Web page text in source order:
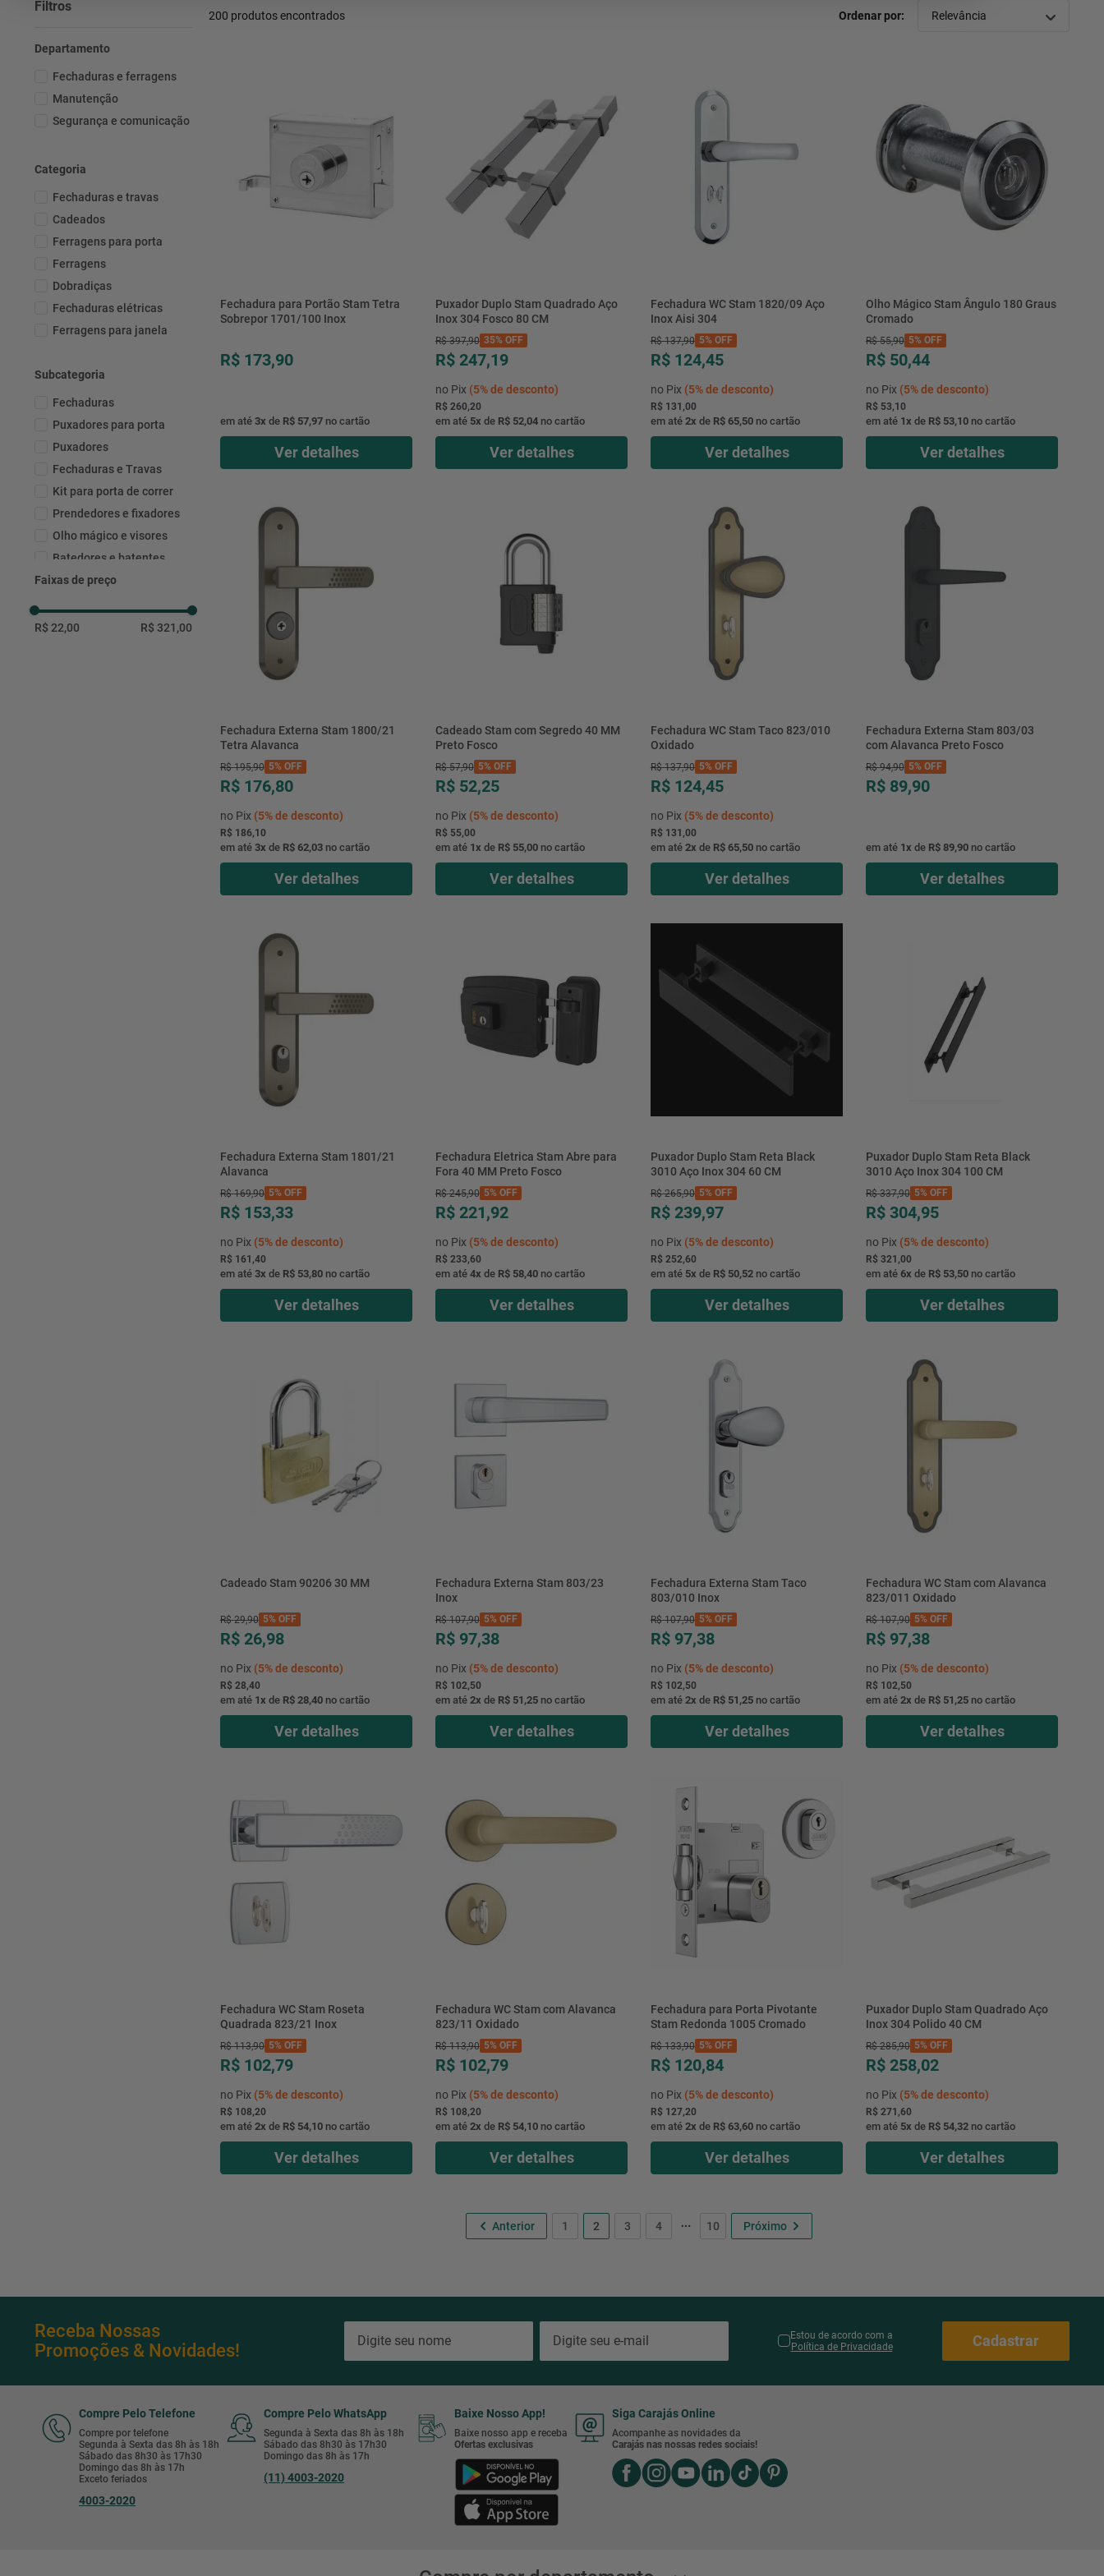
Filtros
Departamento
Fechaduras e ferragens
Manutenção
Segurança e comunicação
Categoria
Fechaduras e travas
Cadeados
Ferragens para porta
Ferragens
Dobradiças
Fechaduras elétricas
Ferragens para janela
Subcategoria
Fechaduras
Puxadores para porta
Puxadores
Fechaduras e Travas
Kit para porta de correr
Prendedores e fixadores
Olho mágico e visores
Batedores e batentes
Faixas de preço
R$ 22,00 R$ 321,00
200 produtos Relevância
Fechadura para Portão Stam Tetra
Sobrepor 1701/100 Inox
R$ 173,90
em até 3x de R$ 57,97no cartão
Ver detalhes
Puxador Duplo Stam Quadrado Aço
Inox 304 Fosco 80 CM
R$ 397,90 35%OFF
R$ 247,19
no Pix (5%de desconto)
R$ 260,20
em até 5x de R$ 52,04no cartão
Ver detalhes
Fechadura WC Stam 1820/09 Aço
Inox Aisi 304
R$ 137,90 5%OFF
R$ 124,45
no Pix (5%de desconto)
R$ 131,00
em até 2x de R$ 65,50no cartão
Ver detalhes
Olho Mágico Stam Ângulo 180 Graus
Cromado
R$ 55,90 5%OFF
R$ 50,44
no Pix (5%de desconto)
R$ 53,10
em até 1x de R$ 53,10no cartão
Ver detalhes
Fechadura Externa Stam 1800/21
Tetra Alavanca
R$ 195,90 5%OFF
R$ 176,80
no Pix (5%de desconto)
R$ 186,10
em até 3x de R$ 62,03no cartão
Ver detalhes
Cadeado Stam com Segredo 40 MM
Preto Fosco
R$ 57,90 5%OFF
R$ 52,25
no Pix (5%de desconto)
R$ 55,00
em até 1x de R$ 55,00no cartão
Ver detalhes
Fechadura WC Stam Taco 823/010
Oxidado
R$ 137,90 5%OFF
R$ 124,45
no Pix (5%de desconto)
R$ 131,00
em até 2x de R$ 65,50no cartão
Ver detalhes
Fechadura Externa Stam 803/03
com Alavanca Preto Fosco
R$ 94,90 5%OFF
R$ 89,90
em até 1x de R$ 89,90no cartão
Ver detalhes
Fechadura Externa Stam 1801/21
Alavanca
R$ 169,90 5%OFF
R$ 153,33
no Pix (5%de desconto)
R$ 161,40
em até 3x de R$ 53,80no cartão
Ver detalhes
Fechadura Eletrica Stam Abre para
Fora 40 MM Preto Fosco
R$ 245,90 5%OFF
R$ 221,92
no Pix (5%de desconto)
R$ 233,60
em até 4x de R$ 58,40no cartão
Ver detalhes
Puxador Duplo Stam Reta Black
3010 Aço Inox 304 60 CM
R$ 265,90 5%OFF
R$ 239,97
no Pix (5%de desconto)
R$ 252,60
em até 5x de R$ 50,52no cartão
Ver detalhes
Puxador Duplo Stam Reta Black
3010 Aço Inox 304 100 CM
R$ 337,90 5%OFF
R$ 304,95
no Pix (5%de desconto)
R$ 321,00
em até 6x de R$ 53,50no cartão
Ver detalhes
Cadeado Stam 90206 30 MM
R$ 29,90 5%OFF
R$ 26,98
no Pix (5%de desconto)
R$ 28,40
em até 1x de R$ 28,40no cartão
Ver detalhes
Fechadura Externa Stam 803/23
Inox
R$ 107,90 5%OFF
R$ 97,38
no Pix (5%de desconto)
R$ 102,50
em até 2x de R$ 51,25no cartão
Ver detalhes
Fechadura Externa Stam Taco
803/010 Inox
R$ 107,90 5%OFF
R$ 97,38
no Pix (5%de desconto)
R$ 102,50
em até 2x de R$ 51,25no cartão
Ver detalhes
Fechadura WC Stam com Alavanca
823/011 Oxidado
R$ 107,90 5%OFF
R$ 97,38
no Pix (5%de desconto)
R$ 102,50
em até 2x de R$ 51,25no cartão
Ver detalhes
Fechadura WC Stam Roseta
Quadrada 823/21 Inox
R$ 113,90 5%OFF
R$ 102,79
no Pix (5%de desconto)
R$ 108,20
em até 2x de R$ 54,10no cartão
Ver detalhes
Fechadura WC Stam com Alavanca
823/11 Oxidado
R$ 113,90 5%OFF
R$ 102,79
no Pix (5%de desconto)
R$ 108,20
em até 2x de R$ 54,10no cartão
Ver detalhes
Fechadura para Porta Pivotante
Stam Redonda 1005 Cromado
R$ 133,90 5%OFF
R$ 120,84
no Pix (5%de desconto)
R$ 127,20
em até 2x de R$ 63,60no cartão
Ver detalhes
Puxador Duplo Stam Quadrado Aço
Inox 304 Polido 40 CM
R$ 285,90 5%OFF
R$ 258,02
no Pix (5%de desconto)
R$ 271,60
em até 5x de R$ 54,32no cartão
Ver detalhes
1 2 3 4 10
Receba Nossas
Promoções & Novidades!
Estou de acordo com a
Política de Privacidade
Cadastrar
Compre Pelo Telefone
Compre por telefone
Segunda à Sexta das 8h às 18h
Sábado das 8h30 às 17h30
Domingo das 8h às 17h
Exceto feriados
4003-2020
Compre Pelo WhatsApp
Segunda à Sexta das 8h às 18h
Sábado das 8h30 às 17h30
Domingo das 8h às 17h
(11) 4003-2020
Baixe Nosso App!
Baixe nosso app e receba
Ofertas exclusivas
Siga Carajás Online
Acompanhe as novidades da
Carajás nas nossas redes sociais!